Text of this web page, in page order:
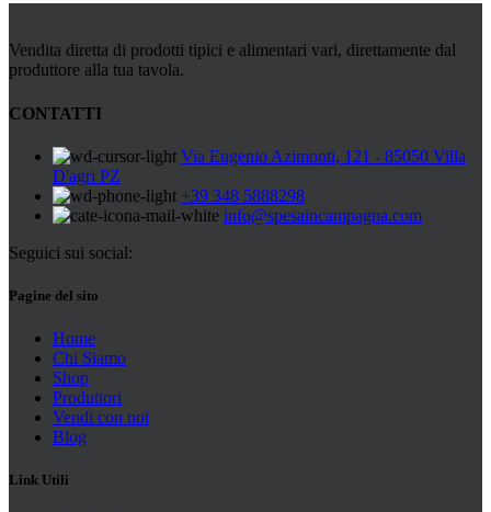
Vendita diretta di prodotti tipici e alimentari vari, direttamente dal
produttore alla tua tavola.
CONTATTI
Via Eugenio Azimonti, 121 - 85050 Villa
D'agri PZ
+39 348 5888298
info@spesaincampagna.com
Seguici sui social:
Pagine del sito
Home
Chi Siamo
Shop
Produttori
Vendi con noi
Blog
Link Utili